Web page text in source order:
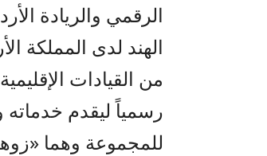
الرقمي والريادة
الهند لدى المملكة
من القيادات
رسمياً ليقدم خدماته
للمجموعة وهما